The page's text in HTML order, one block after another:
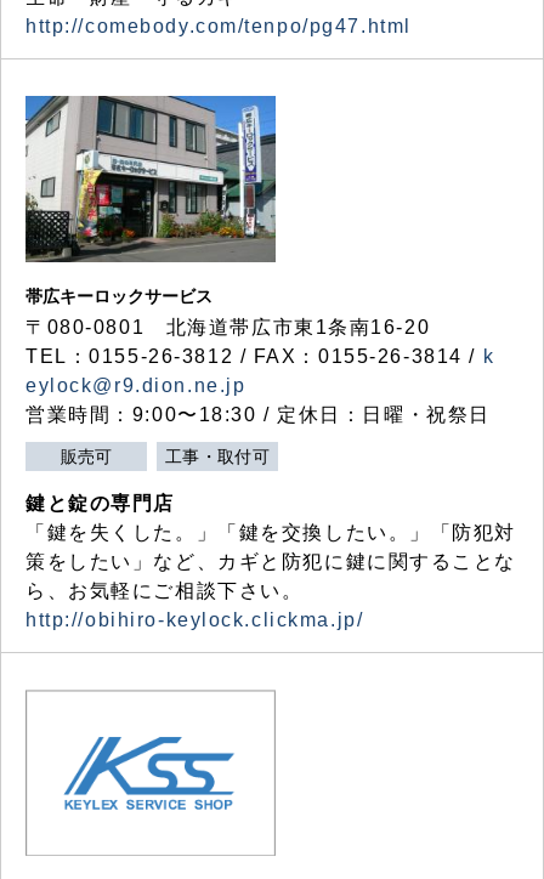
http://comebody.com/tenpo/pg47.html
帯広キーロックサービス
〒080-0801 北海道帯広市東1条南16-20
TEL：0155-26-3812 / FAX：0155-26-3814 / k
eylock@r9.dion.ne.jp
営業時間：9:00〜18:30 / 定休日：日曜・祝祭日
販売可 工事・取付可
鍵と錠の専門店
「鍵を失くした。」「鍵を交換したい。」「防犯対
策をしたい」など、カギと防犯に鍵に関することな
ら、お気軽にご相談下さい。
http://obihiro-keylock.clickma.jp/